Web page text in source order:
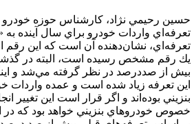
حسين رحيمي نژاد، كارشناس حوزه خودرو
تعرفه‌اي واردات خودرو براي سال آينده به
تعرفه‌اي، نشان‌دهنده آن است كه اين رقم
يك رقم مشخص رسيده است، البته در
بيش از صددرصد در نظر گرفته مي‌شد و
اين تعرفه زياد شده است و عمده واردات
بنزيني بوده‌اند و اگر قرار است اين تغيير
خصوص خودروهاي بنزيني خواهد بود كه در